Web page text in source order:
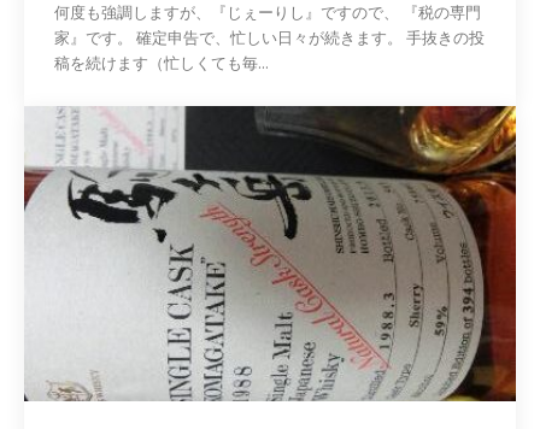
何度も強調しますが、『じぇーりし』ですので、 『税の専門
家』です。 確定申告で、忙しい日々が続きます。 手抜きの投
稿を続けます（忙しくても毎...